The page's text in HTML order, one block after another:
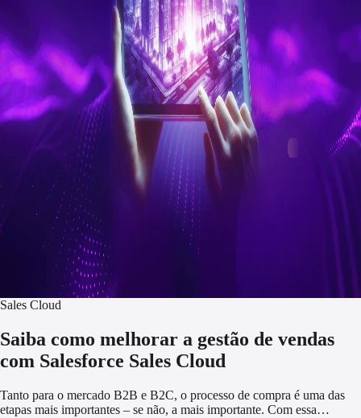
Sales Cloud
Saiba como melhorar a gestão de vendas
com Salesforce Sales Cloud
Tanto para o mercado B2B e B2C, o processo de compra é uma das
etapas mais importantes – se não, a mais importante. Com essa…